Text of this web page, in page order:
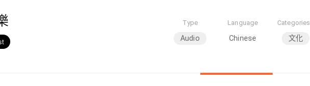
Type
Audio
Language
Chinese
Categories
文化